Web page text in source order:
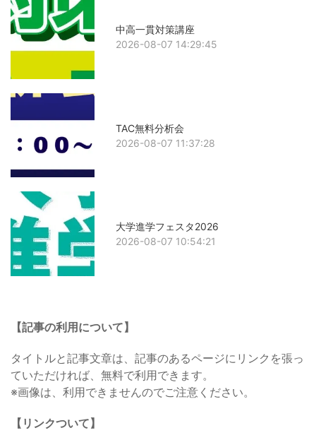
中高一貫対策講座
2026-08-07 14:29:45
TAC無料分析会
2026-08-07 11:37:28
大学進学フェスタ2026
2026-08-07 10:54:21
【記事の利用について】
タイトルと記事文章は、記事のあるページにリンクを張っ
ていただければ、無料で利用できます。
※画像は、利用できませんのでご注意ください。
【リンクついて】